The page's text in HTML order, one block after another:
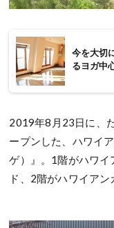
今を大切
るヨガ中
2019年8月23日に、
ープンした、ハワイ
ゲ）』。1階がハワイ
ド、2階がハワイアン